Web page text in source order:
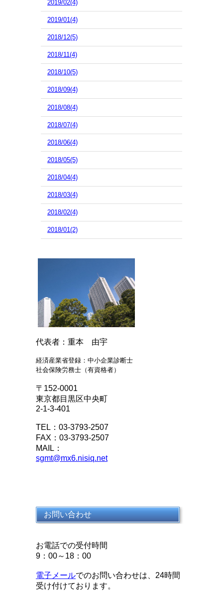
2019/02(4)
2019/01(4)
2018/12(5)
2018/11(4)
2018/10(5)
2018/09(4)
2018/08(4)
2018/07(4)
2018/06(4)
2018/05(5)
2018/04(4)
2018/03(4)
2018/02(4)
2018/01(2)
代表者：重本 由宇
経済産業省登録：中小企業診断士
社会保険労務士（有資格者）
〒152-0001
東京都目黒区中央町
2-1-3-401
TEL：03-3793-2507
FAX：03-3793-2507
MAIL：
sgmt@mx6.nisiq.net
お問い合わせ
お電話での受付時間
9：00～18：00
電子メールでのお問い合わせは、24時間
受け付けております。